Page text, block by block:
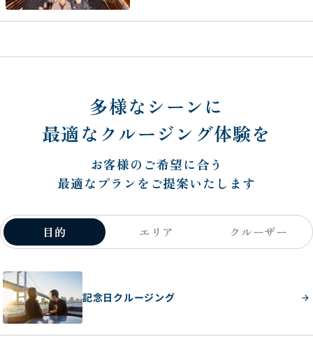
多様なシーンに
最適なクルージング体験を
お客様のご希望に合う
最適なプランをご提案いたします
目的 エリア クルーザー
記念日クルージング